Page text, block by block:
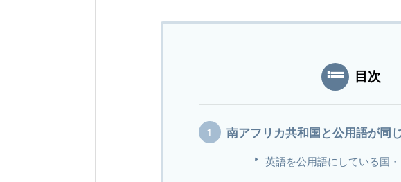
目次
南アフリカ共和国と公用語が同
英語を公用語にしている国